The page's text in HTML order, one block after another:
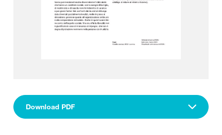
Download PDF